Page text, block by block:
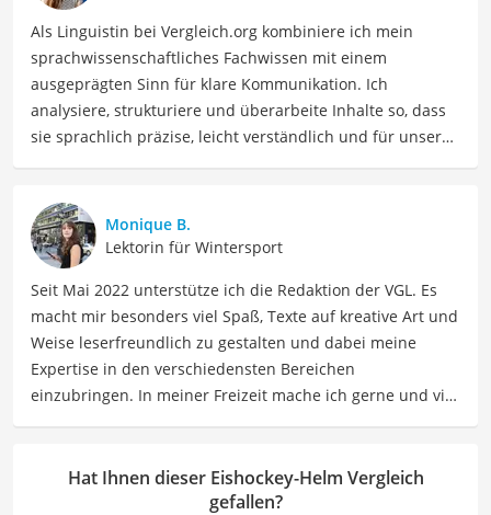
Als Linguistin bei Vergleich.org kombiniere ich mein
sprachwissenschaftliches Fachwissen mit einem
ausgeprägten Sinn für klare Kommunikation. Ich
analysiere, strukturiere und überarbeite Inhalte so, dass
sie sprachlich präzise, leicht verständlich und für unsere
beschäftige ich mich gerne mit verschiedenen Hobbys
und Freizeitaktivitäten. Dieses Interesse spiegelt sich in
meinen Beiträgen wider, die sich mit Freizeitideen,
Reiseempfehlungen, Hobbytipps und Anregungen für die
Freizeitgestaltung befassen.
Der Eishockey-Helm-Vergleich ist aus unserer Sicht
besonders empfehlenswert fürEishockey-Spieler
Sportler.
Monique B.
Lektorin für Wintersport
Seit Mai 2022 unterstütze ich die Redaktion der VGL. Es
macht mir besonders viel Spaß, Texte auf kreative Art und
Weise leserfreundlich zu gestalten und dabei meine
Expertise in den verschiedensten Bereichen
einzubringen. In meiner Freizeit mache ich gerne und viel
Klarheit, Verständlichkeit und stilistische Korrektheit zu
überprüfen. Mein Ziel ist es dabei, die Qualität und den
Hat Ihnen dieser Eishockey-Helm Vergleich
gefallen?